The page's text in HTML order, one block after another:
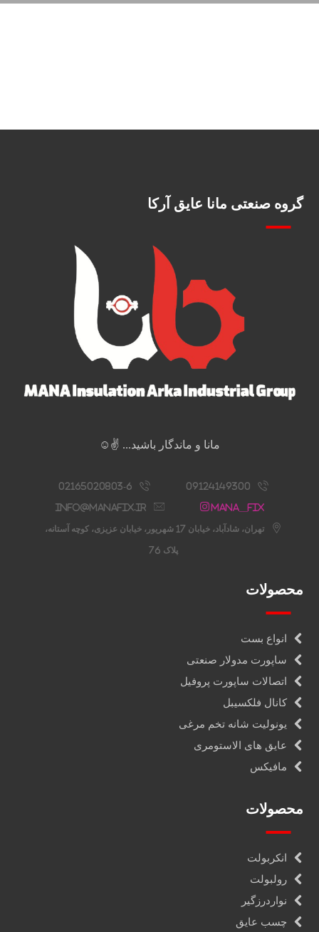
گروه صنعتی مانا عایق آرکا
مانا و ماندگار باشید... ✌️☺️
09124149300
02165020803-6
Mana__fix
info@manafix.ir
تهران، شادآباد، خیابان 17 شهریور، خیابان عزیزی، کوچه آستانه،
پلاک 76
محصولات
انواع بست
ساپورت مدولار صنعتی
اتصالات ساپورت پروفیل
کانال فلکسیبل
یونولیت شانه تخم مرغی
عایق های الاستومری
مافیکس
محصولات
انکربولت
رولبولت
نواردرزگیر
چسب عایق